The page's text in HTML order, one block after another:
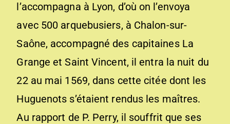
l’accompagna à Lyon, d’où on l’envoya
avec 500 arquebusiers, à Chalon-sur-
Saône, accompagné des capitaines La
Grange et Saint Vincent, il entra la nuit du
22 au mai 1569, dans cette citée dont les
Huguenots s’étaient rendus les maîtres.
Au rapport de P. Perry, il souffrit que ses